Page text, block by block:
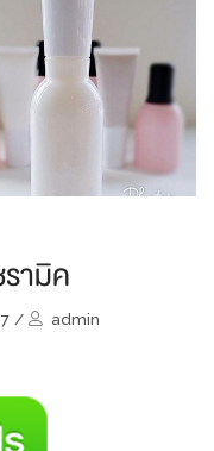
รามิค
/ admin